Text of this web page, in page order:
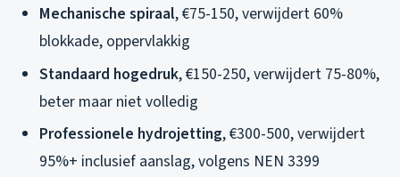
Mechanische spiraal, €75-150, verwijdert 60%
blokkade, oppervlakkig
Standaard hogedruk, €150-250, verwijdert 75-80%,
beter maar niet volledig
Professionele hydrojetting, €300-500, verwijdert
95%+ inclusief aanslag, volgens NEN 3399